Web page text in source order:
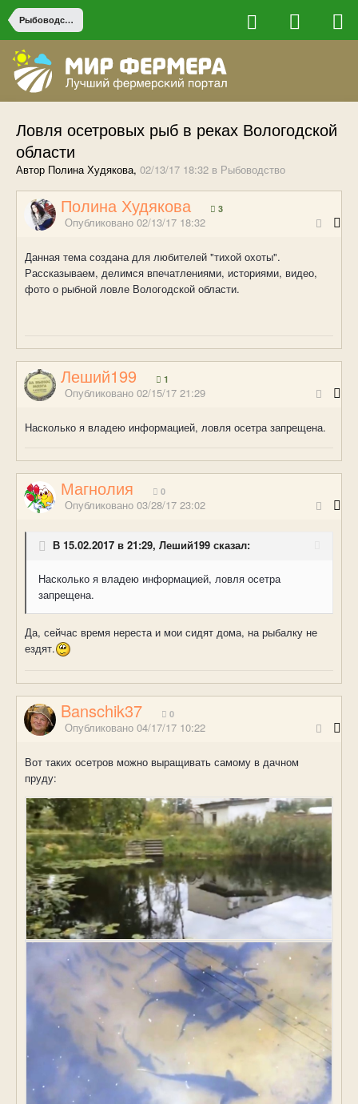
Рыбоводство
Ловля осетровых рыб в реках Вологодской
области
Автор Полина Худякова, 02/13/17 18:32 в Рыбоводство
Полина Худякова 3
Опубликовано 02/13/17 18:32
Данная тема создана для любителей "тихой охоты".
Рассказываем, делимся впечатлениями, историями, видео,
фото о рыбной ловле Вологодской области.
Леший199 1
Опубликовано 02/15/17 21:29
Насколько я владею информацией, ловля осетра запрещена.
Магнолия 0
Опубликовано 03/28/17 23:02
В 15.02.2017 в 21:29, Леший199 сказал:
Насколько я владею информацией, ловля осетра
запрещена.
Да, сейчас время нереста и мои сидят дома, на рыбалку не
ездят.
Banschik37 0
Опубликовано 04/17/17 10:22
Вот таких осетров можно выращивать самому в дачном
пруду: